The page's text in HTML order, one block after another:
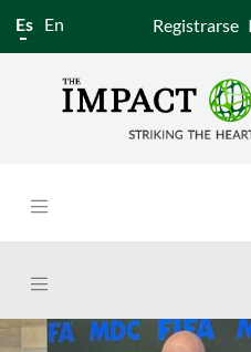
Es En Registrarse